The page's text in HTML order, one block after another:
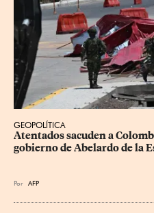
GEOPOLÍTICA
Atentados sacuden a
gobierno de Abelardo de la
Por AFP